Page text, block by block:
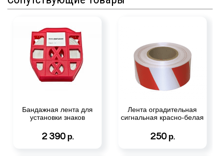
Бандажная лента для
установки знаков
2 390 р.
Лента оградительная
сигнальная красно-белая
250 р.